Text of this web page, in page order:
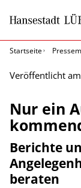
Startseite
Veröffentlicht am
Nur ein
Berichte
beraten